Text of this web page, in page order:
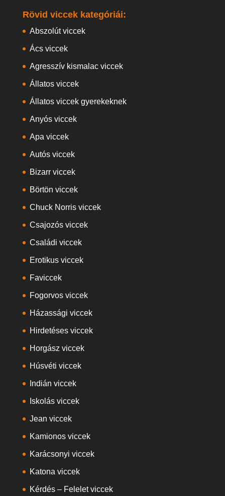
Rövid viccek kategóriái:
Abszolút viccek
Ács viccek
Agresszív kismalac viccek
Állatos viccek
Állatos viccek gyerekeknek
Anyós viccek
Apa viccek
Autós viccek
Bizarr viccek
Börtön viccek
Chuck Norris viccek
Csajozós viccek
Családi viccek
Erotikus viccek
Faviccek
Fogorvos viccek
Házassági viccek
Hirdetéses viccek
Horgász viccek
Húsvéti viccek
Indián viccek
Iskolás viccek
Jean viccek
Kamionos viccek
Karácsonyi viccek
Katona viccek
Kérdés – Felelet viccek